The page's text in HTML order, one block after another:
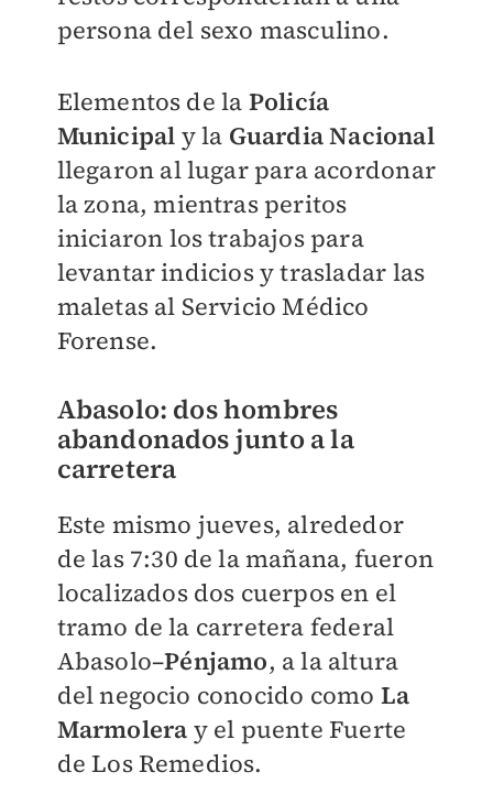
persona del sexo masculino.
Elementos de la Policía
Municipal y la Guardia Nacional
llegaron al lugar para acordonar
la zona, mientras peritos
iniciaron los trabajos para
levantar indicios y trasladar las
maletas al Servicio Médico
Forense.
Abasolo: dos hombres
abandonados junto a la
carretera
Este mismo jueves, alrededor
de las 7:30 de la mañana, fueron
localizados dos cuerpos en el
tramo de la carretera federal
Abasolo–Pénjamo, a la altura
del negocio conocido como La
Marmolera y el puente Fuerte
de Los Remedios.